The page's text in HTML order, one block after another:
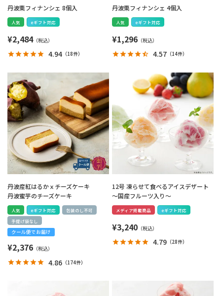
丹波栗フィナンシェ 8個入
人気 eギフト対応
¥2,484
4.94 （18件）
丹波栗フィナンシェ 4個入
人気 eギフト対応
¥1,296
4.57 （14件）
丹波産紅はるかｘチーズケーキ
丹波蜜芋のチーズケーキ
人気 eギフト対応
包装のし不可
手提げ袋なし
クール便でお届け
¥2,376
4.86 （174件）
12号 凍らせて食べるアイスデザート
～国産フルーツ入り～
メディア掲載商品 eギフト対応
¥3,240
4.79 （28件）